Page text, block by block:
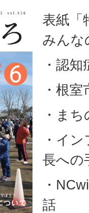
表紙「
みんな
・認
・根
・ま
・イ
長への
・
話